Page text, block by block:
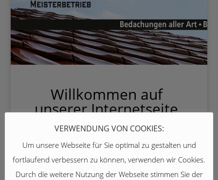
Willkommen auf
unserer Internetseite
Wir sind ein kleiner
Dachdeckerbetrieb, der seit 2003 in
Freckenhorst ansässig ist.
Auf den folgenden Seiten erfahren Sie
VERWENDUNG VON COOKIES:
Um unsere Webseite für Sie optimal zu gestalten und
fortlaufend verbessern zu können, verwenden wir Cookies.
Durch die weitere Nutzung der Webseite stimmen Sie der